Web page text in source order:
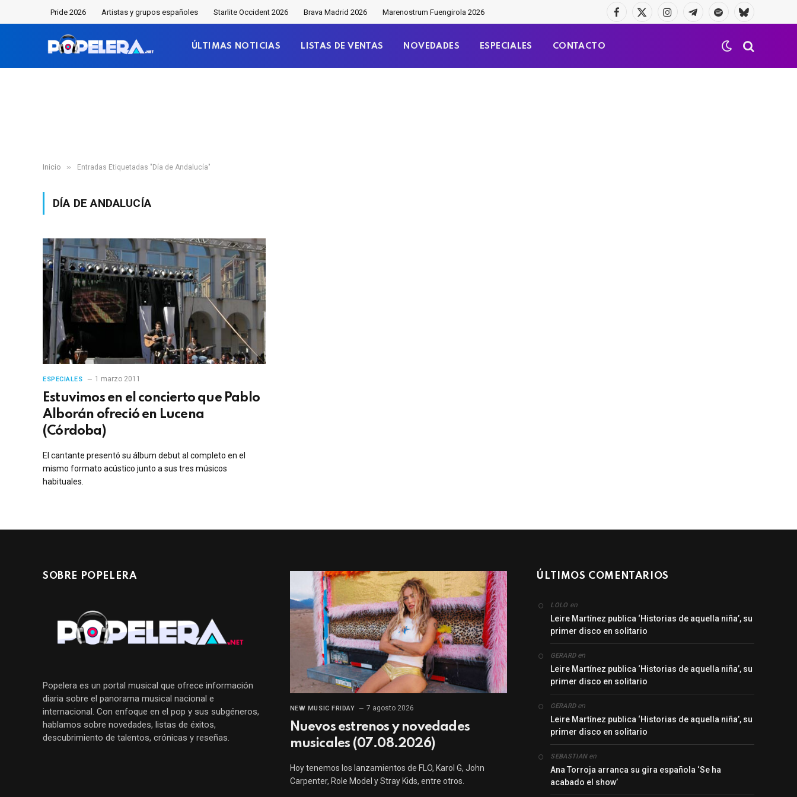
Pride 2026 Artistas y grupos españoles Starlite Occident 2026 Brava Madrid 2026 Marenostrum Fuengirola 2026
Facebook
X
InstagramTelegramaSpotifyBluesky
ÚLTIMAS NOTICIAS LISTAS DE VENTAS NOVEDADES ESPECIALES CONTACTO
Inicio » Entradas Etiquetadas "Día de Andalucía"
DÍA DE ANDALUCÍA
ESPECIALES 1 marzo 2011
Estuvimos en el concierto que Pablo
Alborán ofreció en Lucena
(Córdoba)
El cantante presentó su álbum debut al completo en el
mismo formato acústico junto a sus tres músicos
habituales.
SOBRE POPELERA
Popelera es un portal musical que ofrece información
diaria sobre el panorama musical nacional e
internacional. Con enfoque en el pop y sus subgéneros,
hablamos sobre novedades, listas de éxitos,
descubrimiento de talentos, crónicas y reseñas.
NEW MUSIC FRIDAY 7 agosto 2026
Nuevos estrenos y novedades
musicales (07.08.2026)
Hoy tenemos los lanzamientos de FLO, Karol G, John
Carpenter, Role Model y Stray Kids, entre otros.
ÚLTIMOS COMENTARIOS
LOLO en
Leire Martínez publica ‘Historias de aquella niña’, su
primer disco en solitario
GERARDen
Leire Martínez publica ‘Historias de aquella niña’, su
primer disco en solitario
GERARDen
Leire Martínez publica ‘Historias de aquella niña’, su
primer disco en solitario
SEBASTIANen
Ana Torroja arranca su gira española ‘Se ha
acabado el show’